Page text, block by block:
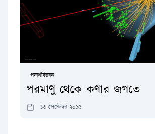
পদার্থবিজ্ঞান
পরমাণু থেকে কণার জগতে
১৩ সেপ্টেম্বর ২০১৫